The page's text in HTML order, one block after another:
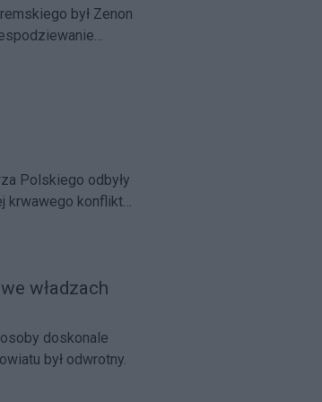
był Zenon
Polskiego odbyły
krwawego konfliktu
władzach
doskonale
był odwrotny.